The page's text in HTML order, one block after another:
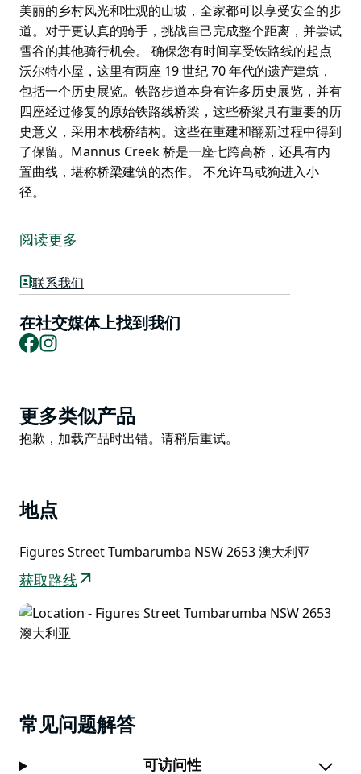
美丽的乡村风光和壮观的山坡，全家都可以享受安全的步
道。对于更认真的骑手，挑战自己完成整个距离，并尝试
雪谷的其他骑行机会。 确保您有时间享受铁路线的起点
沃尔特小屋，这里有两座 19 世纪 70 年代的遗产建筑，
包括一个历史展览。铁路步道本身有许多历史展览，并有
四座经过修复的原始铁路线桥梁，这些桥梁具有重要的历
史意义，采用木栈桥结构。这些在重建和翻新过程中得到
了保留。Mannus Creek 桥是一座七跨高桥，还具有内
置曲线，堪称桥梁建筑的杰作。 不允许马或狗进入小
径。
路步道是游览雪谷时绝对不容错过的景点。
漫步、兜售、滚动和放松。步道起点位于 Tumbarumba
的 Figures Street 和 Rosewood 的 McEachern Lane，
全长超过 21 公里，坡度平缓，曲线优美。
放松身心，享受美丽的乡村风光和壮观的山坡，全家都可
确保您有时间享受铁路线的起点沃尔特小屋，这里有两座
19 世纪 70 年代的遗产建筑，包括一个历史展览。铁路步
这些在重建和翻新过程中得到了保留。Mannus Creek
桥是一座七跨高桥，还具有内置曲线，堪称桥梁建筑的杰
阅读更多
联系我们
在社交媒体上找到我们
Facebook
Product
List
更多类似产品
Product
抱歉，加载产品时出错。请稍后重试。
地点
Figures Street Tumbarumba NSW 2653 澳大利亚
获取路线
常见问题解答
可访问性